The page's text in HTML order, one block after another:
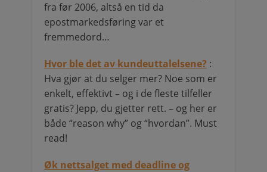
fra før 2006, altså en tid da
epostmarkedsføring var et
fremmedord…
Hvor ble det av kundeuttalelsene? :
Hva gjør at du selger mer? Noe som er
enkelt, effektivt – og i de fleste tilfeller
gratis? Jepp, du gjetter rett. – og her er
både “reason why” og “hvordan”. Must
read!
Øk nettsalget med deadline og